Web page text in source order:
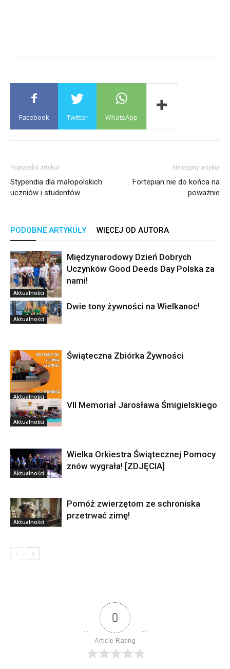
Facebook Twitter WhatsApp
Poprzedni artykuł
Stypendia dla małopolskich
uczniów i studentów
Następny artykuł
Fortepian nie do końca na
poważnie
PODOBNE ARTYKUŁY WIĘCEJ OD AUTORA
Aktualności
Międzynarodowy Dzień Dobrych
Uczynków Good Deeds Day Polska za
nami!
Aktualności
Dwie tony żywności na Wielkanoc!
Aktualności
Świąteczna Zbiórka Żywności
Aktualności
VII Memoriał Jarosława Śmigielskiego
Aktualności
Wielka Orkiestra Świątecznej Pomocy
znów wygrała! [ZDJĘCIA]
Aktualności
Pomóż zwierzętom ze schroniska
przetrwać zimę!
0
Article Rating